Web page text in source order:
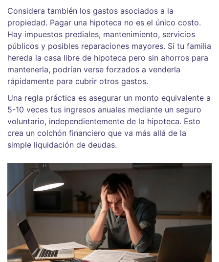
Considera también los gastos asociados a la
propiedad. Pagar una hipoteca no es el único costo.
Hay impuestos prediales, mantenimiento, servicios
públicos y posibles reparaciones mayores. Si tu familia
hereda la casa libre de hipoteca pero sin ahorros para
mantenerla, podrían verse forzados a venderla
rápidamente para cubrir otros gastos.
Una regla práctica es asegurar un monto equivalente a
5-10 veces tus ingresos anuales mediante un seguro
voluntario, independientemente de la hipoteca. Esto
crea un colchón financiero que va más allá de la
simple liquidación de deudas.